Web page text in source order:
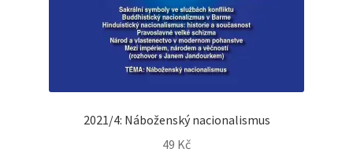
2021/4: Náboženský nacionalismus
49 Kč